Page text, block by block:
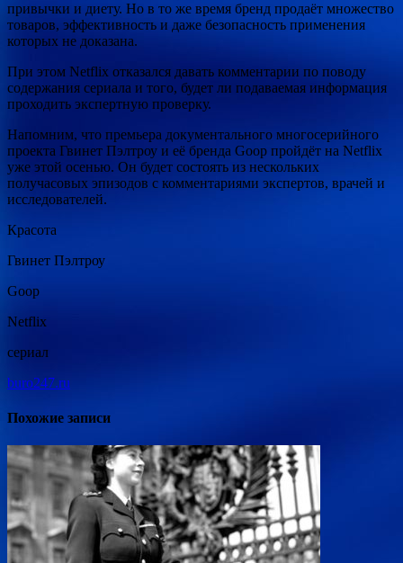
привычки и диету. Но в то же время бренд продаёт множество
товаров, эффективность и даже безопасность применения
которых не доказана.
При этом Netflix отказался давать комментарии по поводу
содержания сериала и того, будет ли подаваемая информация
проходить экспертную проверку.
Напомним, что премьера документального многосерийного
проекта Гвинет Пэлтроу и её бренда Goop пройдёт на Netflix
уже этой осенью. Он будет состоять из нескольких
получасовых эпизодов с комментариями экспертов, врачей и
исследователей.
Красота
Гвинет Пэлтроу
Goop
Netflix
сериал
buro247.ru
Похожие записи